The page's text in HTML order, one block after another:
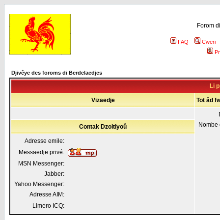
Forom
FAQ
Cweri
Djivêye des foroms di Berdelaedjes
Li
Vizaedje Tot åd
Contak Dzoltiyoû
Adresse emile:
Messaedje privé:
MSN Messenger:
Jabber:
Yahoo Messenger:
Adresse AIM:
Limero ICQ: